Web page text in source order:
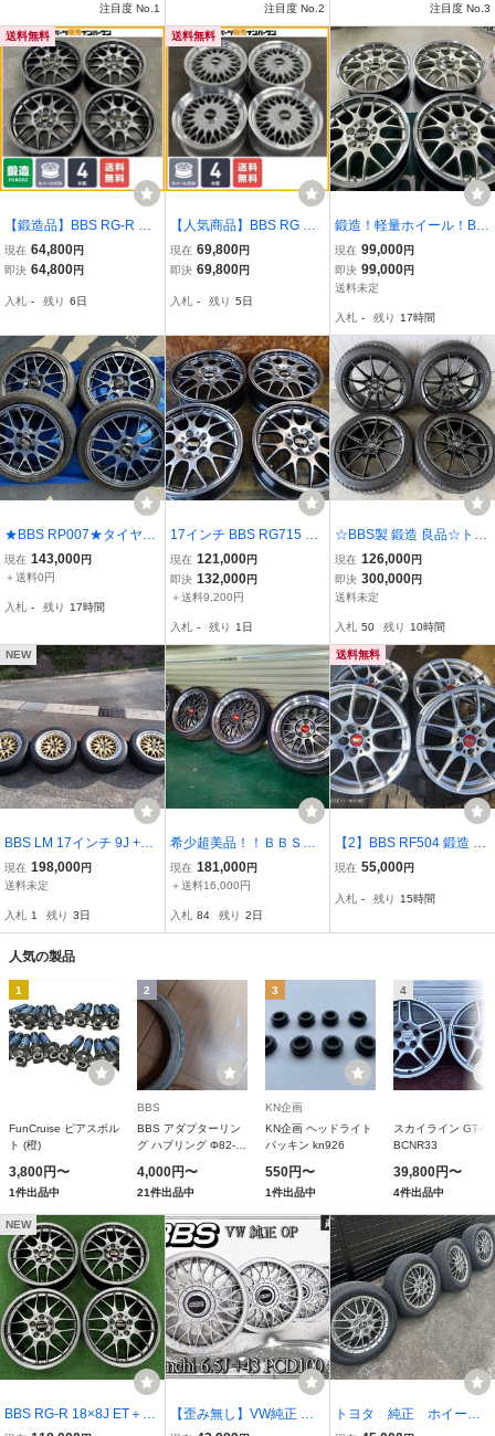
注目度 No.1 注目度 No.2 注目度 No.3
送料無料
【鍛造品】BBS RG-R RG
778 17in 7J +42 PCD100
4本セット 30/50 プリウス
ング 200h CT ウィッシュ
現在 64,800円
即決 64,800円
入札 - 残り 6日
送料無料
【人気商品】BBS RG RG
049 16in 7J +38 PCD114.
3 4本セット アコード ス
リック 良好品 ドレスアッ
現在 69,800円
即決 69,800円
入札 - 残り 5日
鍛造！軽量ホイール！BB
S RG-R RG715 17インチ
7.5J +45 PCD114.3-5H
シャンパンゴールド！ヴ
プリウスα シビック
現在 99,000円
即決 99,000円
送料未定
入札 - 残り 17時間
★BBS RP007★タイヤホ
イールセット 15×5J イン
セット＋45 4穴-100 ブリ
04 165/50R15 21年製造
現在 143,000円
＋送料0円
入札 - 残り 17時間
17インチ BBS RG715 RG
-R 17インチ 4本 7.5J 5H
PCD114.3 +45 鍛造 絶版
ノア セレナ ステップワゴ
セダン等 h2681
現在 121,000円
即決 132,000円
＋送料9,200円
入札 - 残り 1日
☆BBS製 鍛造 良品☆トヨ
タ GRヤリス RZハイパフ
ォーマンス 純正AW 18in
8J +45 PCD114.3 ミシュ
4S 225/40R18
現在 126,000円
即決 300,000円
送料未定
入札 50 残り 10時間
NEW
BBS LM 17インチ 9J +20
4本 BNR32 GT-Rサイズ
ゴールド 114.3 5H
現在 198,000円
送料未定
入札 1 残り 3日
希少超美品！！ＢＢＳ－
ＬＭ ＤＢＫ－Ｐ ＰＣ
Ｄ１００－５Ｈ Ｆ８．
リウス ８６等に 215-3
現在 181,000円
＋送料16,000円
入札 84 残り 2日
送料無料
【2】BBS RF504 鍛造 17
インチ 7.5J +48 5穴 PCD
【1】と同時落札必須
現在 55,000円
入札 - 残り 15時間
人気の製品
1
FunCruise ピアスボル
ト (橙)
3,800円〜
1件出品中
2
BBS
BBS アダプターリン
グ ハブリング Φ82-
4,000円〜
21件出品中
3
KN企画
KN企画 ヘッドライト
パッキン kn926
550円〜
1件出品中
4
スカイライン GT-R
BCNR33
39,800円〜
4件出品中
NEW
BBS RG-R 18×8J ET＋40
【歪み無し】VW純正 ワ
トヨタ 純正 ホイー